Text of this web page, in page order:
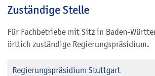
Zuständige Stelle
Für Fachbetriebe mit Sitz in Baden-
örtlich zuständige Regierungspräsidium.
Regierungspräsidium Stuttgart